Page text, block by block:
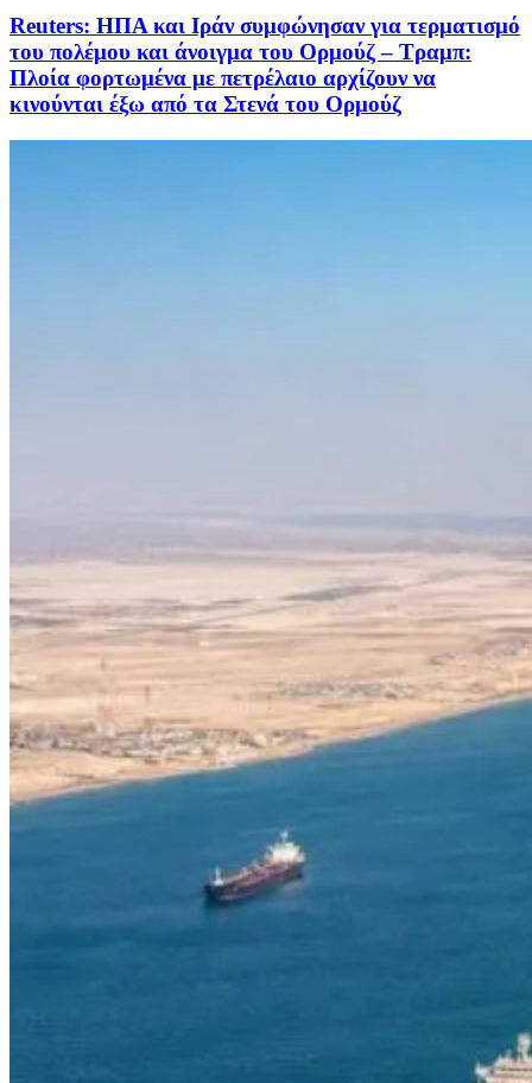
Reuters: ΗΠΑ και Ιράν συμφώνησαν για τερματισμό
του πολέμου και άνοιγμα του Ορμούζ – Τραμπ:
Πλοία φορτωμένα με πετρέλαιο αρχίζουν να
κινούνται έξω από τα Στενά του Ορμούζ